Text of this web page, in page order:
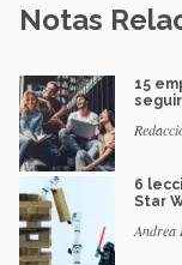
Notas
15
seguir
6
Star
Andrea